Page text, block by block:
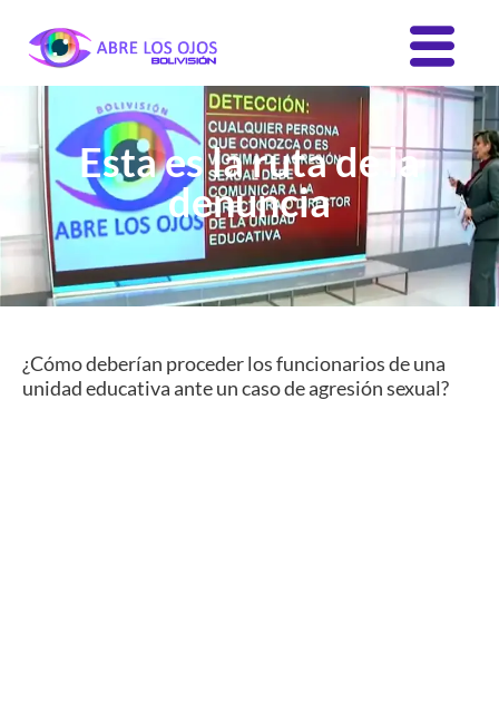
Esta es la ruta de la
denuncia
¿Cómo deberían proceder los funcionarios de una
unidad educativa ante un caso de agresión sexual?